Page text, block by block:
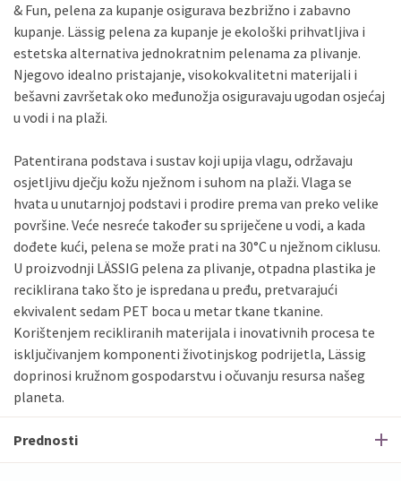
& Fun, pelena za kupanje osigurava bezbrižno i zabavno
kupanje. Lässig pelena za kupanje je ekološki prihvatljiva i
estetska alternativa jednokratnim pelenama za plivanje.
Njegovo idealno pristajanje, visokokvalitetni materijali i
bešavni završetak oko međunožja osiguravaju ugodan osjećaj
u vodi i na plaži.
Patentirana podstava i sustav koji upija vlagu, održavaju
osjetljivu dječju kožu nježnom i suhom na plaži. Vlaga se
hvata u unutarnjoj podstavi i prodire prema van preko velike
površine. Veće nesreće također su spriječene u vodi, a kada
dođete kući, pelena se može prati na 30°C u nježnom ciklusu.
U proizvodnji LÄSSIG pelena za plivanje, otpadna plastika je
reciklirana tako što je ispredana u pređu, pretvarajući
ekvivalent sedam PET boca u metar tkane tkanine.
Korištenjem recikliranih materijala i inovativnih procesa te
isključivanjem komponenti životinjskog podrijetla, Lässig
doprinosi kružnom gospodarstvu i očuvanju resursa našeg
planeta.
Prednosti